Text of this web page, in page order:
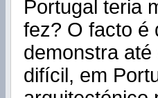
Portugal teria
fez? O facto é
demonstra
difícil, em